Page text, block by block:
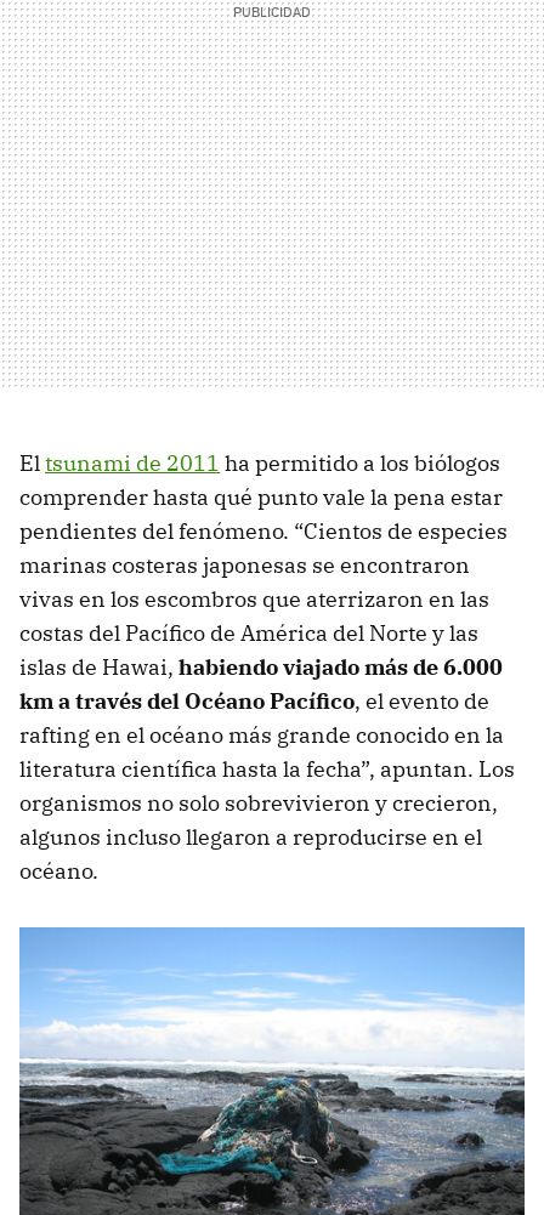
Eltsunami de 2011 ha permitido a los biólogos
comprender hasta qué punto vale la pena estar
pendientes del fenómeno. “Cientos de especies
marinas costeras japonesas se encontraron
vivas en los escombros que aterrizaron en las
costas del Pacífico de América del Norte y las
islas de Hawai, habiendo viajado más de 6.000
km a través del Océano Pacífico, el evento de
rafting en el océano más grande conocido en la
literatura científica hasta la fecha”, apuntan. Los
organismos no solo sobrevivieron y crecieron,
algunos incluso llegaron a reproducirse en el
océano.